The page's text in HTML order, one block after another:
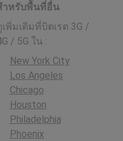
ำหรับพื้นที่อื่น
เพิ่มเติมที่บิตเรต 3G /
/ 5G ใน :
New York City
Los Angeles
Chicago
Houston
Philadelphia
Phoenix